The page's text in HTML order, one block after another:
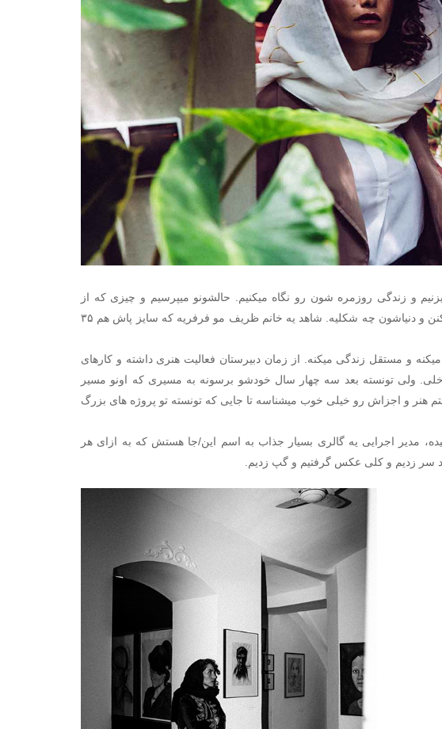
و زندگی روزمره شون رو نگاه میکنیم. حالشونو میپرسیم و چیزی که از
دنیاشون میبینیم رو ثبت میکنیم. سعی میکنیم بفهمیم چطوری فک میکنن و دنیاشون چه شکلیه. شاهد یه خانم ظریف مو فرفریه که سایز پاش هم ۳۵
میکنه و مستقل زندگی میکنه. از زمان دبیرستان فعالیت هنری داشته و کارهای
ولی تونسته بعد سه چهار سال خودشو برسونه به مسیری که اونو مسیر
هنر و اجزاش رو خیلی خوب میشناسه تا جایی که تونسته تو پروژه های بزرگ
مدیر اجرایی یه گالری بسیار جذاب به اسم این/جا هستش که به ازای هر